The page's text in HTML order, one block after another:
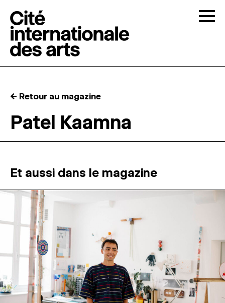
RÉSIDENCES ↓
ATELIERS OUVERTS
PROGRAMMATION
MAGAZINE
ESPACES DE PRATIQUE ARTISTIQUE ↓
Recherche
← Retour au magazine
Patel Kaamna
Et aussi dans le magazine